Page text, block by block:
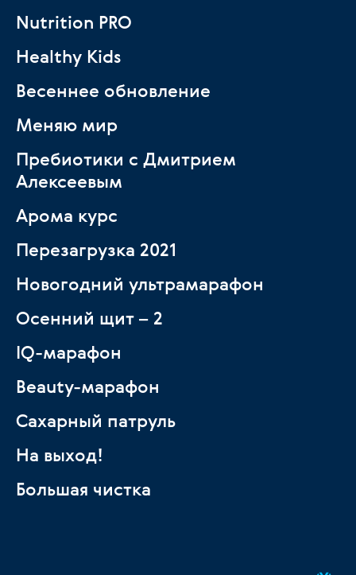
Nutrition PRO
Healthy Kids
Весеннее обновление
Меняю мир
Пребиотики с Дмитрием
Алексеевым
Арома курс
Перезагрузка 2021
Новогодний ультрамарафон
Осенний щит – 2
IQ-марафон
Beauty-марафон
Сахарный патруль
На выход!
Большая чистка